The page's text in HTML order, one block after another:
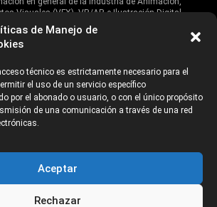
de Manejo de
técnico es estrictamente necesario para el
el uso de un servicio específico
por el abonado o usuario, o con el único propósito
de una comunicación a través de una red
Aceptar
Rechazar
Visuales (VFX), VR/AR e Ilustración Digital.
y su alcance global, pero damos un énfasis
escuelas, eventos y organizaciones que
DE PRIVACIDAD
©2026 Industria Networks